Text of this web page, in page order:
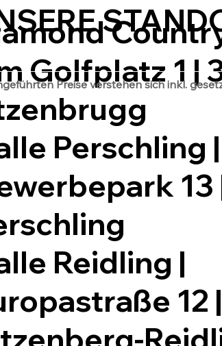
Golfplatz 1 |
Perschling |
13
Reidling |
12
Preise verstehen sich inkl.